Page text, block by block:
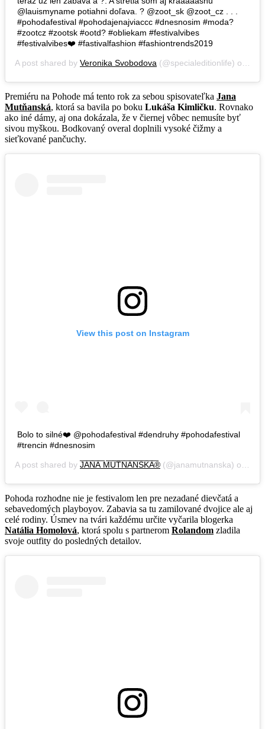
@lauismyname potiahni doľava. ? @zoot_sk @zoot_cz . . .
#pohodafestival #pohodajenajviaccc #dnesnosim #moda?
#zootcz #zootsk #ootd? #obliekam #festivalvibes
#festivalvibes❤️ #fastivalfashion #fashiontrends2019
A post shared by Veronika Svobodova (@specialeditionlife) on
Premiéru na Pohode má tento rok za sebou spisovateľka Jana
Mutňanská, ktorá sa bavila po boku Lukáša Kimličku. Rovnako
ako iné dámy, aj ona dokázala, že v čiernej vôbec nemusíte byť
sivou myškou. Bodkovaný overal doplnili vysoké čižmy a
sieťkované pančuchy.
View this post on Instagram
Bolo to silné❤️ @pohodafestival #dendruhy #pohodafestival
#trencin #dnesnosim
A post shared by J͞A͞N͞A͞ M͞U͞T͞N͞A͞N͞S͞K͞A͞® (@janamutnanska) on
Pohoda rozhodne nie je festivalom len pre nezadané dievčatá a
sebavedomých playboyov. Zabavia sa tu zamilované dvojice ale aj
celé rodiny. Úsmev na tvári každému určite vyčarila blogerka
Natália Homolová, ktorá spolu s partnerom Rolandom zladila
svoje outfity do posledných detailov.